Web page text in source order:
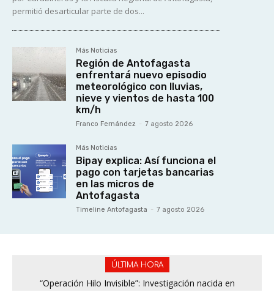
permitió desarticular parte de dos...
Más Noticias
Región de Antofagasta
enfrentará nuevo episodio
meteorológico con lluvias,
nieve y vientos de hasta 100
km/h
Franco Fernández - 7 agosto 2026
Más Noticias
Bipay explica: Así funciona el
pago con tarjetas bancarias
en las micros de
Antofagasta
Timeline Antofagasta - 7 agosto 2026